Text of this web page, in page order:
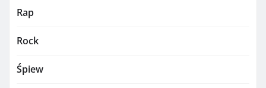
Rap
Rock
Śpiew